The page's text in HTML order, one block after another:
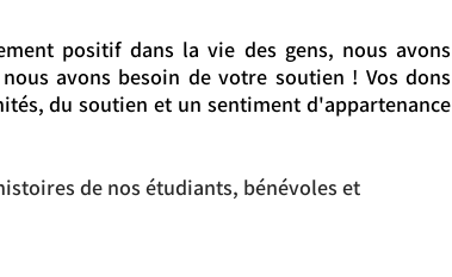
positif dans la vie des gens, nous avons
avons besoin de votre soutien ! Vos dons
du soutien et un sentiment d'appartenance
de nos étudiants, bénévoles et